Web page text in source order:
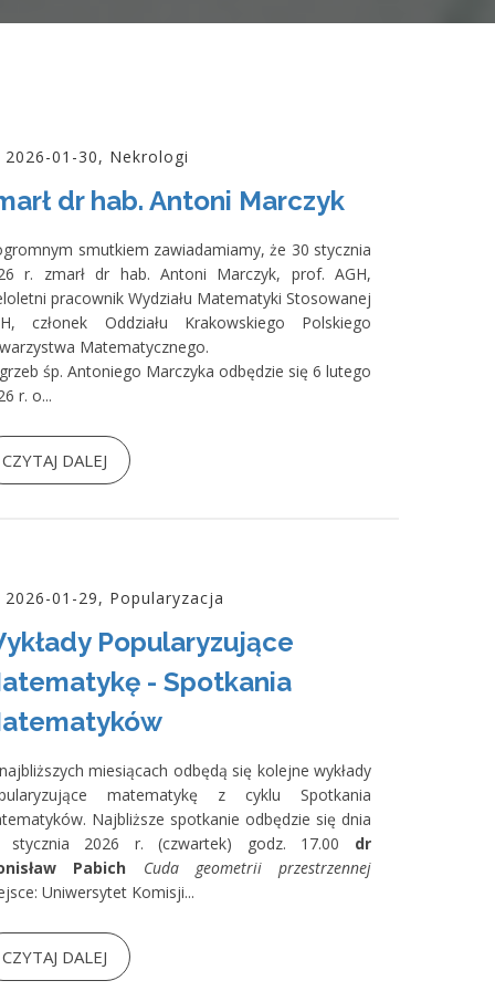
2026-01-30, Nekrologi
dr hab. Antoni Marczyk
smutkiem zawiadamiamy, że 30 stycznia
r. zmarł dr hab. Antoni Marczyk, prof. AGH,
pracownik Wydziału Matematyki Stosowanej
członek Oddziału Krakowskiego Polskiego
Matematycznego.
śp. Antoniego Marczyka odbędzie się 6 lutego
r. o...
CZYTAJ DALEJ
2026-01-29, Popularyzacja
Popularyzujące
- Spotkania
miesiącach odbędą się kolejne wykłady
matematykę z cyklu Spotkania
Najbliższe spotkanie odbędzie się dnia
stycznia 2026 r. (czwartek) godz. 17.00 dr
Pabich
Cuda geometrii przestrzennej
Uniwersytet Komisji...
CZYTAJ DALEJ